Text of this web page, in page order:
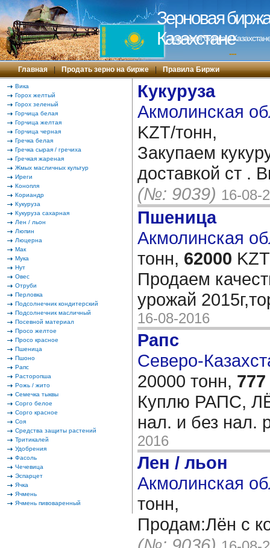
Зерновая
Казахстане
Зерновая биржа в
---
Главная | Продать зерно на бирже | Правила Биржи
Вика
Горох желтый
Горох зеленый
Горчица белая
Горчица желтая
Горчица черная
Гречка белая
Гречка сырая / гречиха
Гречкая жареная
Жмых масличных культур
Иреги
Конопля
Кориандр
Кукуруза
Кукуруза сахарная
Лен / льон
Люпин
Люцерна
Мак
Мука
Нут
Овес
Отруби
Перловка
Подсолнечник кондитерский
Подсолнечник масличный
Посевной материал
Просо желтое
Просо красное
Пшеница
Пшоно
Рапс
Расторопша
Рожь / жито
Семечка тыквы
Сорго белое
Сорго красное
Соя
Средства защиты растений
Тритикалей
Удобрения
Фасоль
Чечевица
Эспарцет
Ячка
Ячмень
Ячмень пивоваренный
Кукуруза
Акмолинская
KZT/тонн,
Закупаем
доставкой ст .
(№: 9039) 16-08-
Пшеница
Акмолинская
тонн, 62000
Продаем
урожай
16-08-2016
Рапс
Северо-
20000 тонн, 777
Куплю РАПС,
нал. и без нал.
2016
Лен / льон
Акмолинская
тонн,
Продам:Лён с